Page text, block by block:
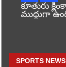
కూతురు
ముద్దుగా
SPORTS NEWS